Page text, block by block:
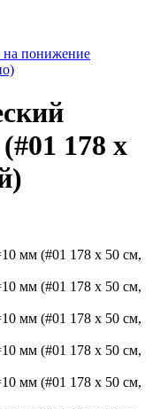
на понижение
178 х